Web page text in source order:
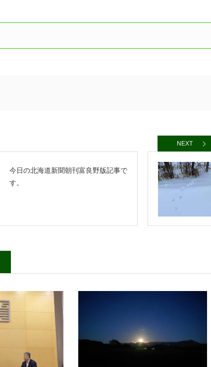
今日の北海道新聞朝刊富良野版記事で
す。
NEXT